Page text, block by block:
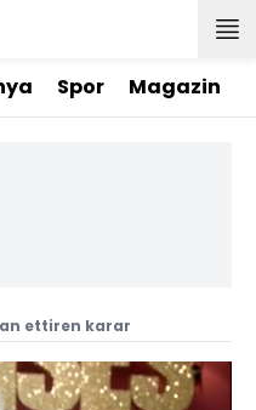
Spor Magazin
ettiren karar